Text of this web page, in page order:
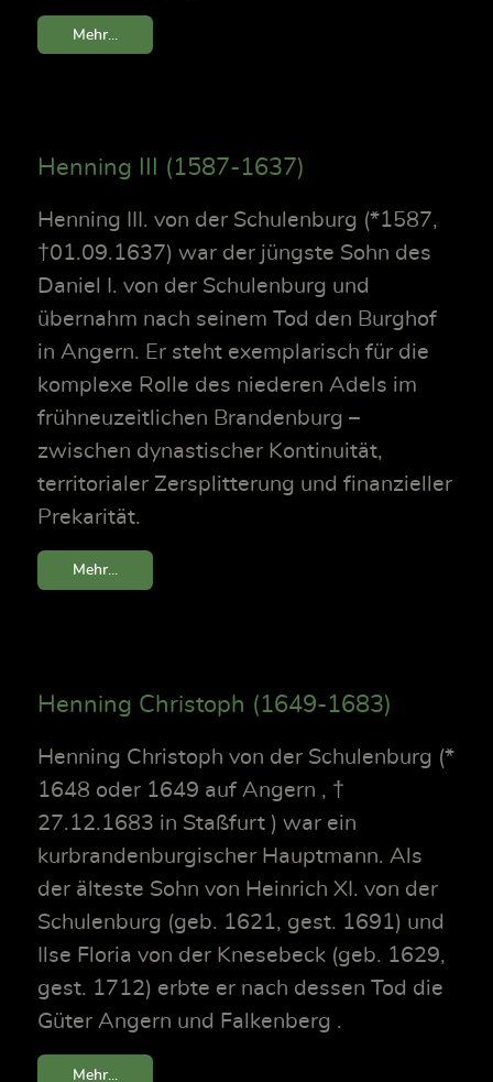
Mehr...
Henning III (1587-1637)
Henning III. von der Schulenburg (*1587,
†01.09.1637) war der jüngste Sohn des
Daniel I. von der Schulenburg und
übernahm nach seinem Tod den Burghof
in Angern. Er steht exemplarisch für die
komplexe Rolle des niederen Adels im
frühneuzeitlichen Brandenburg –
zwischen dynastischer Kontinuität,
territorialer Zersplitterung und finanzieller
Prekarität.
Mehr...
Henning Christoph (1649-1683)
Henning Christoph von der Schulenburg (*
1648 oder 1649 auf Angern , †
27.12.1683 in Staßfurt ) war ein
kurbrandenburgischer Hauptmann. Als
der älteste Sohn von Heinrich XI. von der
Schulenburg (geb. 1621, gest. 1691) und
Ilse Floria von der Knesebeck (geb. 1629,
gest. 1712) erbte er nach dessen Tod die
Güter Angern und Falkenberg .
Mehr...